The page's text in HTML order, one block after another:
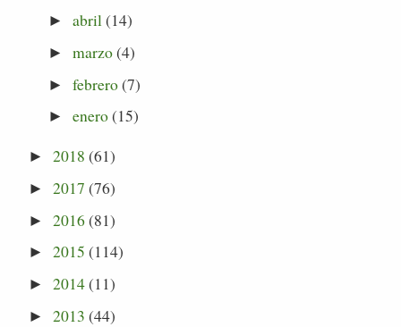
► abril(14)
► marzo(4)
► febrero(7)
► enero(15)
►2018 (61)
►2017 (76)
►2016(81)
►2015 (114)
►2014(11)
►2013 (44)